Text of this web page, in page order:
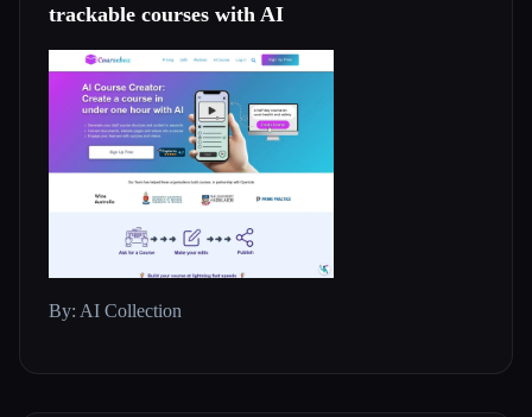
trackable courses with AI
By: AI Collection